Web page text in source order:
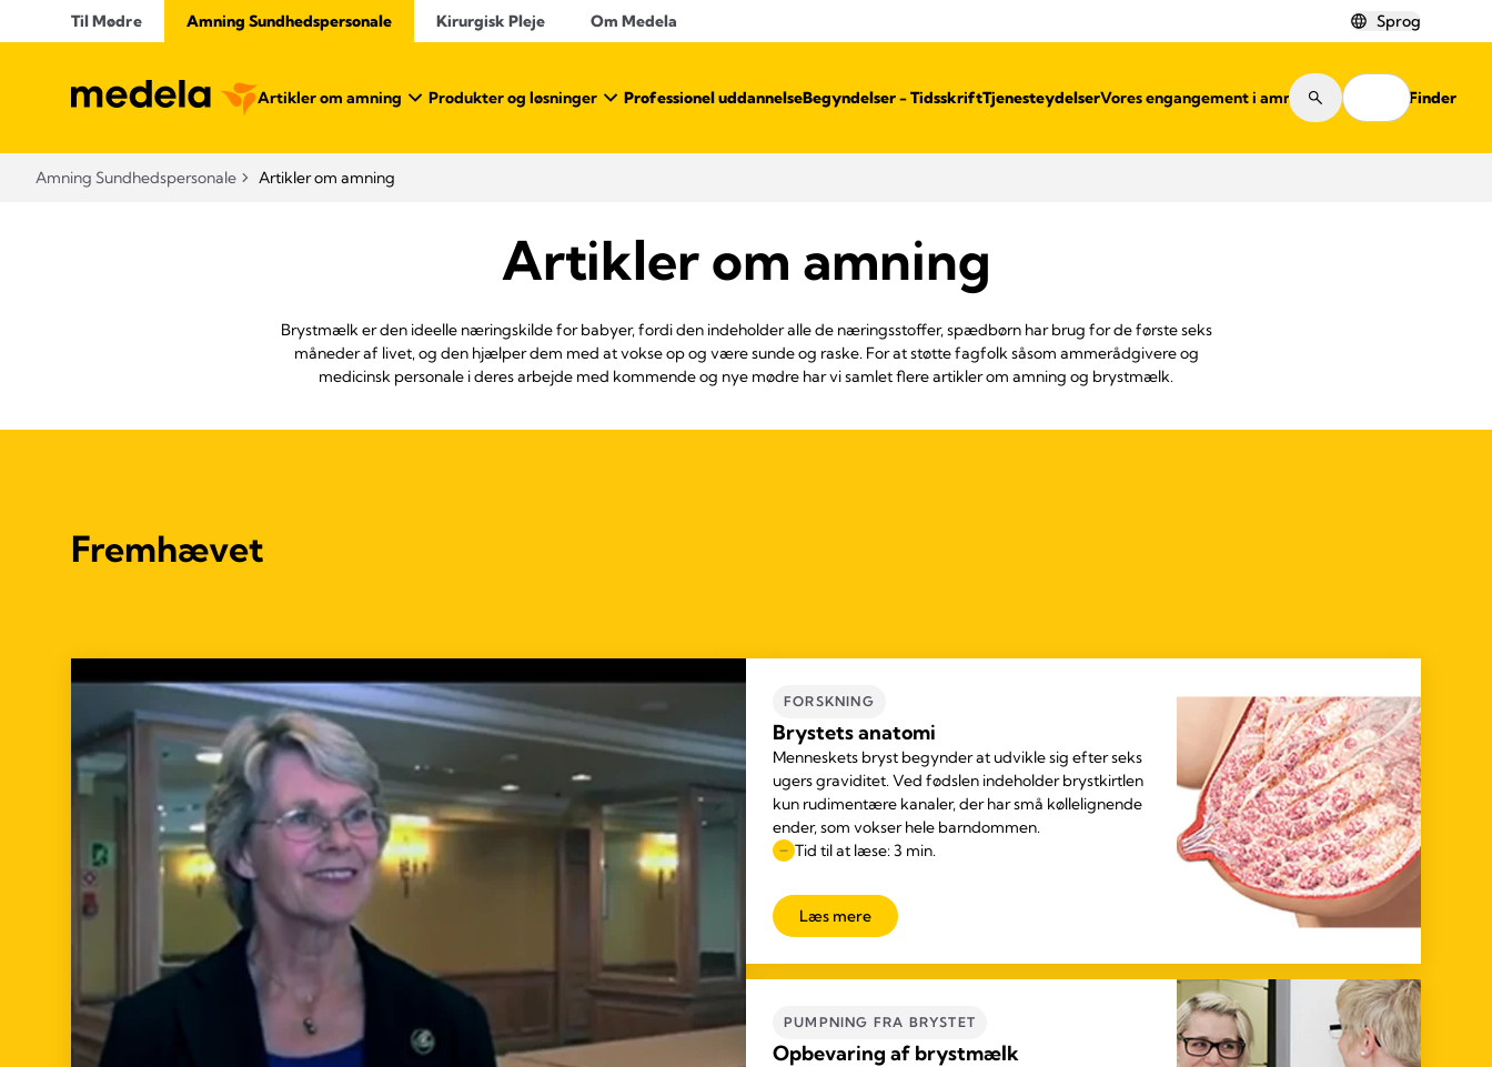
Til Mødre Amning Sundhedspersonale Kirurgisk Pleje Om Medela Sprog
Artikler om amning Produkter og løsninger Professionel uddannelseBegyndelser - TidsskriftTjenesteydelserVores engangement i amning Shop Finder
Amning Sundhedspersonale Artikler om amning
Artikler om amning
Brystmælk er den ideelle næringskilde for babyer, fordi den indeholder alle de næringsstoffer, spædbørn har brug for de første seks
måneder af livet, og den hjælper dem med at vokse op og være sunde og raske. For at støtte fagfolk såsom ammerådgivere og
medicinsk personale i deres arbejde med kommende og nye mødre har vi samlet flere artikler om amning og brystmælk.
Fremhævet
FORSKNING
Brystets anatomi
Menneskets bryst begynder at udvikle sig efter seks
ugers graviditet. Ved fødslen indeholder brystkirtlen
kun rudimentære kanaler, der har små køllelignende
ender, som vokser hele barndommen.
Tid til at læse: 3 min.
Læs mere
PUMPNING FRA BRYSTET
Opbevaring af brystmælk